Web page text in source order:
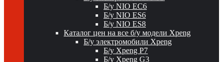
Б/у NIO EC6
Б/у NIO ES6
Б/у NIO ES8
Каталог цен на все б/у модели Xpeng
Б/у электромобили Xpeng
Б/у Xpeng P7
Б/у Xpeng G3